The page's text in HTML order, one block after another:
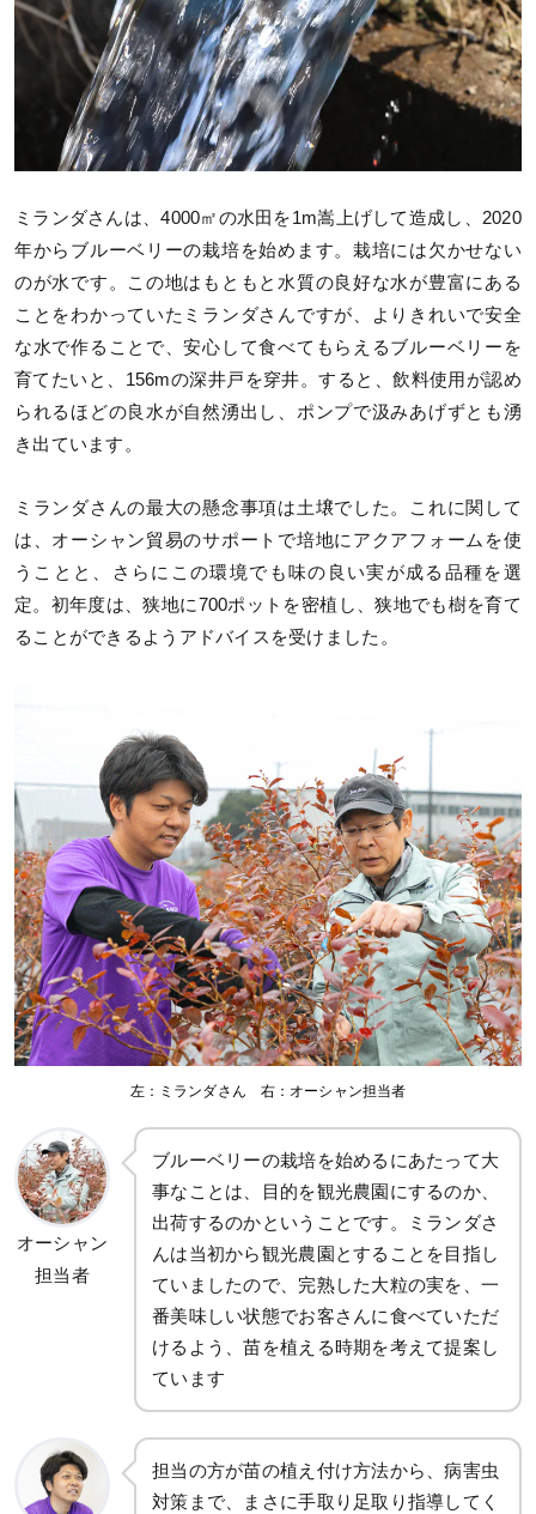
ミランダさんは、4000㎡の水田を1m嵩上げして造成し、2020
年からブルーベリーの栽培を始めます。栽培には欠かせない
のが水です。この地はもともと水質の良好な水が豊富にある
ことをわかっていたミランダさんですが、よりきれいで安全
な水で作ることで、安心して食べてもらえるブルーベリーを
育てたいと、156mの深井戸を穿井。すると、飲料使用が認め
られるほどの良水が自然湧出し、ポンプで汲みあげずとも湧
き出ています。
ミランダさんの最大の懸念事項は土壌でした。これに関して
は、オーシャン貿易のサポートで培地にアクアフォームを使
うことと、さらにこの環境でも味の良い実が成る品種を選
定。初年度は、狭地に700ポットを密植し、狭地でも樹を育て
ることができるようアドバイスを受けました。
左：ミランダさん 右：オーシャン担当者
オーシャン
担当者
ブルーベリーの栽培を始めるにあたって大
事なことは、目的を観光農園にするのか、
出荷するのかということです。ミランダさ
んは当初から観光農園とすることを目指し
ていましたので、完熟した大粒の実を、一
番美味しい状態でお客さんに食べていただ
けるよう、苗を植える時期を考えて提案し
ています
担当の方が苗の植え付け方法から、病害虫
対策まで、まさに手取り足取り指導してく